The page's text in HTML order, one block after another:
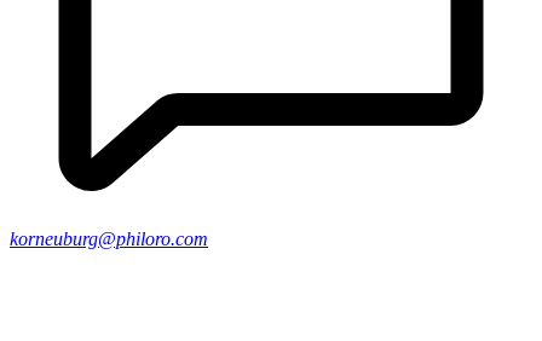
korneuburg@philoro.com